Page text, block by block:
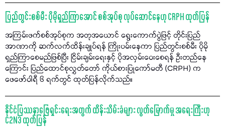
ပြည်တွင်းစစ်မီး ပိုမိုရှည်ကြာအောင် စစ်အုပ်စု လုပ်ဆောင်နေဟု CRPH ထုတ်ပြန်
အကြမ်းဖက်စစ်အုပ်စုက အတုအယောင် ရွေးကောက်ပွဲဖြင့် တိုင်းပြည်
အာဏာကို ဆက်လက်ထိန်းချုပ်ရန် ကြိုးပမ်းနေကာ ပြည်တွင်းစစ်မီး ပိုမို
ရှည်ကြာစေမည်ဖြစ်ပြီး ငြိမ်းချမ်းရေးနှင့် ပိုအလှမ်းဝေးစေရန် ဦးတည်နေ
ကြောင်း ပြည်ထောင်စုလွှတ်တော် ကိုယ်စားပြုကော်မတီ (CRPH) က
ဖေဖော်ဝါရီ ၆ ရက်တွင် ထုတ်ပြန်လိုက်သည်။
နိုင်ငံပြဿနာဖြေရှင်းရေးအတွက် ထိန်းသိမ်းခံများ လွတ်မြောက်မှု အရေးကြီးဟု
C2N3 ထုတ်ပြန်